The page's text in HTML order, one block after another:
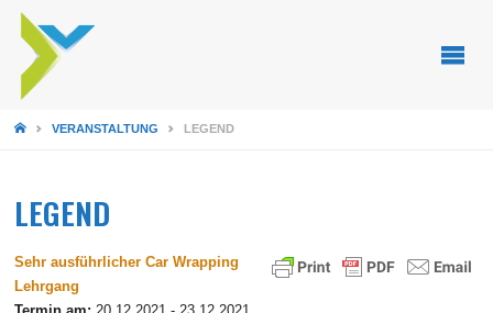
STARTSEITE
VERANSTALTUNG LEGEND
LEGEND
Sehr ausführlicher Car Wrapping
Lehrgang